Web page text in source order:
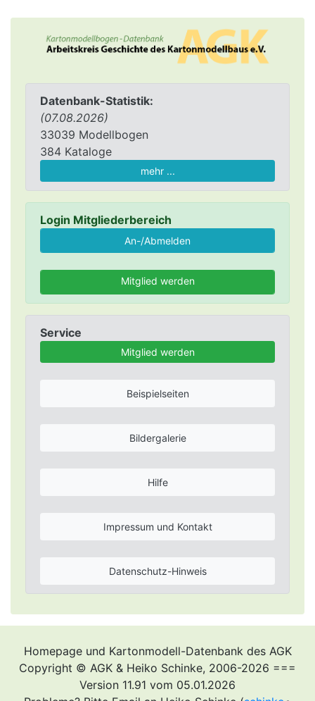
Datenbank-Statistik:
(07.08.2026)
33039 Modellbogen
384 Kataloge
mehr ...
Login Mitgliederbereich
Mitglied werden
Service
Mitglied werden
Beispielseiten
Bildergalerie
Hilfe
Impressum und Kontakt
Datenschutz-Hinweis
Homepage und Kartonmodell-Datenbank des AGK
Copyright © AGK & Heiko Schinke, 2006-2026 ===
Version 11.91 vom 05.01.2026